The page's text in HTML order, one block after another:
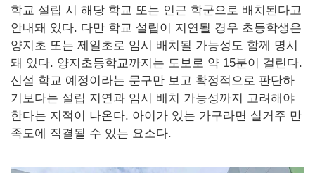
학교 설립 시 해당 학교 또는 인근 학군으로 배치된다고
안내돼 있다. 다만 학교 설립이 지연될 경우 초등학생은
양지초 또는 제일초로 임시 배치될 가능성도 함께 명시
돼 있다. 양지초등학교까지는 도보로 약 15분이 걸린다.
신설 학교 예정이라는 문구만 보고 확정적으로 판단하
기보다는 설립 지연과 임시 배치 가능성까지 고려해야
한다는 지적이 나온다. 아이가 있는 가구라면 실거주 만
족도에 직결될 수 있는 요소다.